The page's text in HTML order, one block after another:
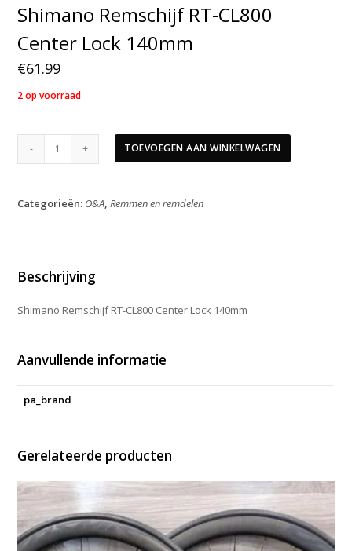
Shimano Remschijf RT-CL800
Center Lock 140mm
€61.99
2 op voorraad
Shimano
Center
TOEVOEGEN AAN WINKELWAGEN
Categorieën: O&A,Remmen en remdelen
Beschrijving
Shimano Remschijf RT-CL800 Center Lock 140mm
Aanvullende informatie
pa_brand
Gerelateerde producten